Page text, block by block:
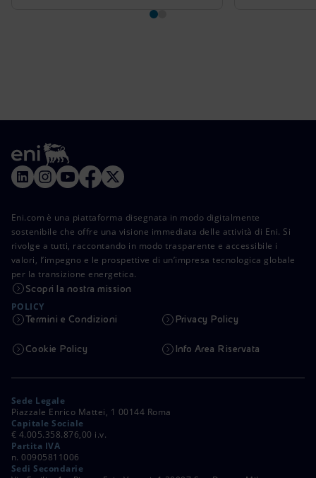
Eni.com è una piattaforma disegnata in modo digitalmente
sostenibile che offre una visione immediata delle attività di Eni. Si
rivolge a tutti, raccontando in modo trasparente e accessibile i
valori, l’impegno e le prospettive di un’impresa tecnologica globale
per la transizione energetica.
Scopri la nostra mission
POLICY
Termini e Condizioni Privacy Policy
Cookie Policy Info Area Riservata
Sede Legale
Piazzale Enrico Mattei, 1 00144 Roma
Capitale Sociale
€ 4.005.358.876,00 i.v.
Partita IVA
n. 00905811006
Sedi Secondarie